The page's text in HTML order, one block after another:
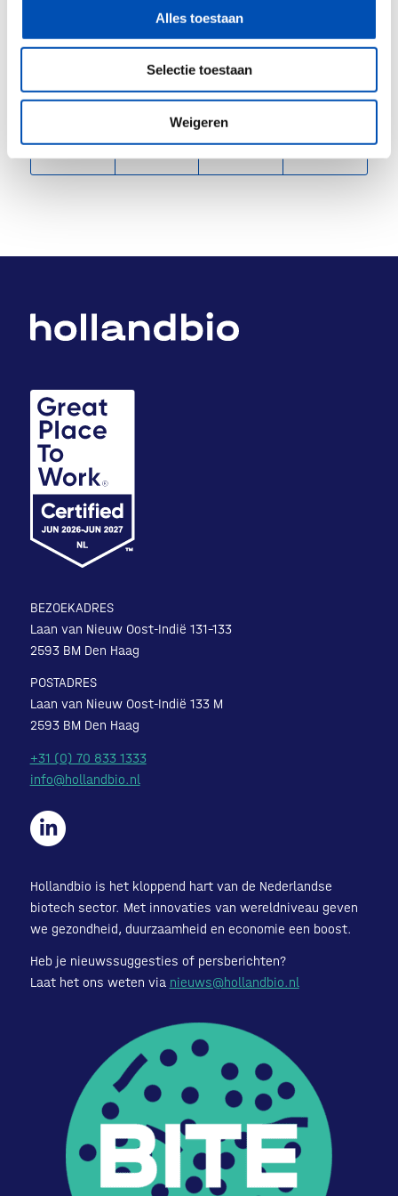
Alles toestaan
Selectie toestaan
Weigeren
Deel dit stuk
BEZOEKADRES
Laan van Nieuw Oost-Indië 131-133
2593 BM Den Haag
POSTADRES
Laan van Nieuw Oost-Indië 133 M
2593 BM Den Haag
+31 (0) 70 833 1333
info@hollandbio.nl
Hollandbio is het kloppend hart van de Nederlandse
biotech sector. Met innovaties van wereldniveau geven
we gezondheid, duurzaamheid en economie een boost.
Heb je nieuwssuggesties of persberichten?
Laat het ons weten via nieuws@hollandbio.nl